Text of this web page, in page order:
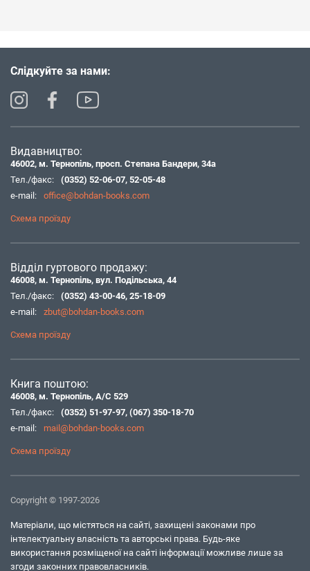
Слідкуйте за нами:
Видавництво:
46002, м. Тернопіль, просп. Степана Бандери, 34а
Тел./факс:
(0352) 52-06-07, 52-05-48
e-mail:
office@bohdan-books.com
Схема проїзду
Відділ гуртового продажу:
46008, м. Тернопіль, вул. Подільська, 44
Тел./факс:
(0352) 43-00-46, 25-18-09
e-mail:
zbut@bohdan-books.com
Схема проїзду
Книга поштою:
46008, м. Тернопіль, А/С 529
Тел./факс:
(0352) 51-97-97, (067) 350-18-70
e-mail:
mail@bohdan-books.com
Схема проїзду
Copyright © 1997-2026
Матеріали, що містяться на сайті, захищені законами про
інтелектуальну власність та авторські права. Будь-яке
використання розміщеної на сайті інформації можливе лише за
згоди законних правовласників.